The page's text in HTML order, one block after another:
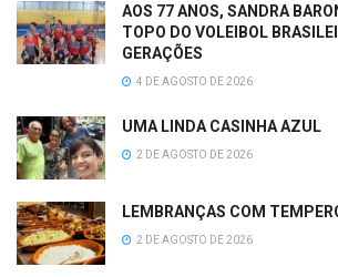
AOS 77 ANOS, SANDRA
TOPO DO VOLEIBOL
GERAÇÕES
4 DE AGOSTO DE 2026
UMA LINDA CASINHA AZUL
2 DE AGOSTO DE 2026
LEMBRANÇAS COM
2 DE AGOSTO DE 2026